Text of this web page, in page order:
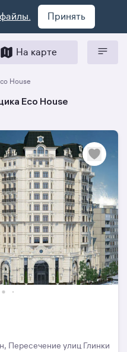
Принять
На карте
House
Eco House
Пересечение улиц Глинки